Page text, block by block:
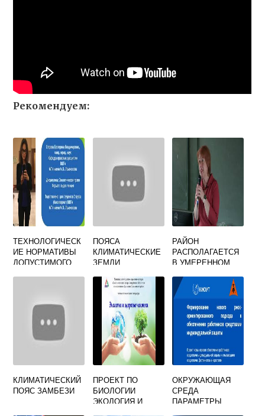
Рекомендуем:
ТЕХНОЛОГИЧЕСК
ИЕ НОРМАТИВЫ
ДОПУСТИМОГО
РАЗРАБАТЫВАЮТ
ПОЯСА
КЛИМАТИЧЕСКИЕ
ЗЕМЛИ
РАЙОН
РАСПОЛАГАЕТСЯ
В УМЕРЕННОМ
ПОЯСЕ
УВЛАЖНЕНИЕ
ИЗБЫТОЧНОЕ
КЛИМАТИЧЕСКИЙ
ПОЯС ЗАМБЕЗИ
ПРОЕКТ ПО
БИОЛОГИИ
ЭКОЛОГИЯ И
ОКРУЖАЮЩАЯ
СРЕДА
ПАРАМЕТРЫ